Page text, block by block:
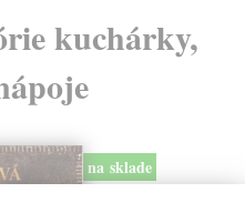
kuchárky,
na sklade